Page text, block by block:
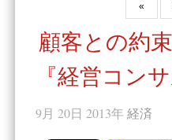
«
顧客との約
『経営コン
9月 20日 2013年 経済